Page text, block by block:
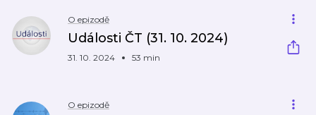
O epizodě
Události ČT (31. 10. 2024)
31. 10. 2024 53 min
O epizodě